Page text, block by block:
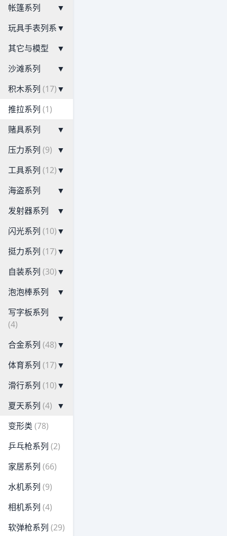
帐篷系列
▼
玩具手表列系▼
其它与模型
▼
沙滩系列
▼
积木系列 (17)▼
推拉系列 (1)
赌具系列
▼
压力系列 (9) ▼
工具系列 (12)▼
海盗系列
▼
发射器系列
▼
闪光系列 (10)▼
挺力系列 (17)▼
自装系列 (30)▼
泡泡棒系列
▼
写字板系列
(4)
▼
合金系列 (48)▼
体育系列 (17)▼
滑行系列 (10)▼
夏天系列 (4) ▼
变形类 (78)
乒乓枪系列 (2)
家居系列 (66)
水机系列 (9)
相机系列 (4)
软弹枪系列 (29)